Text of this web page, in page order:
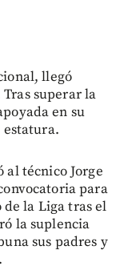
llegó
superar la
en su
estatura.
al técnico Jorge
para
la Liga tras el
la suplencia
sus padres y